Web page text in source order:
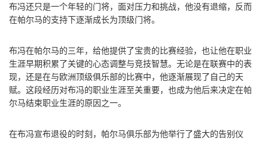
布冯还只是一个年轻的门将，面对压力和挑战，他没有退缩，反而
在帕尔马的支持下逐渐成长为顶级门将。
布冯在帕尔马的三年，给他提供了宝贵的比赛经验，也让他在职业
生涯早期积累了关键的心态调整与竞技智慧。无论是在联赛中的表
现，还是在与欧洲顶级俱乐部的比赛中，他逐渐展现了自己的天
赋。这段经历对布冯的职业生涯至关重要，也成为他后来决定在帕
尔马结束职业生涯的原因之一。
在布冯宣布退役的时刻，帕尔马俱乐部为他举行了盛大的告别仪